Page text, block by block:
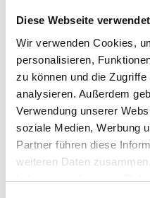
Diese Webseite
Wir verwenden Cookies,
personalisieren,
zu können und die
analysieren. Außerdem
Verwendung unserer
soziale Medien, Werbung
Partner führen diese
weiteren Daten
haben oder die sie im
Umrechnungsfaktoren